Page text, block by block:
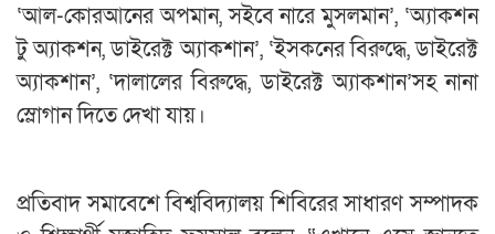
‘আল-কোরআনের অপমান, সইবে নারে মুসলমান’, ‘অ্যাকশন
টু অ্যাকশন, ডাইরেক্ট অ্যাকশান’, ‘ইসকনের বিরুদ্ধে, ডাইরেক্ট
অ্যাকশান’, ‘দালালের বিরুদ্ধে, ডাইরেক্ট অ্যাকশান’সহ নানা
স্লোগান দিতে দেখা যায়।
প্রতিবাদ সমাবেশে বিশ্ববিদ্যালয় শিবিরের সাধারণ সম্পাদক